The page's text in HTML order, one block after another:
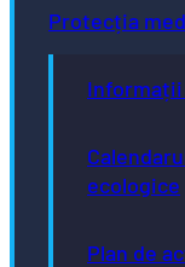
Protecția
ecologice
Plan de